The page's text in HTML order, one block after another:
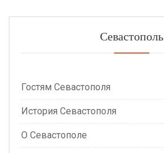
Севастополь
Гостям Севастополя
История Севастополя
О Севастополе